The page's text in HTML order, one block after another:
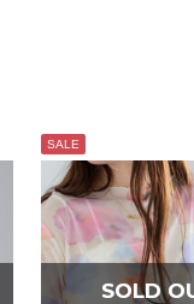
SALE
SOLD
SOLD